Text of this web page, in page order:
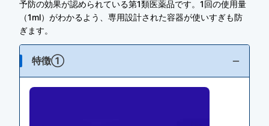
予防の効果が認められている第1類医薬品です。1回の使用量
（1ml）がわかるよう、専用設計された容器が使いすぎも防
ぎます。
特徴①